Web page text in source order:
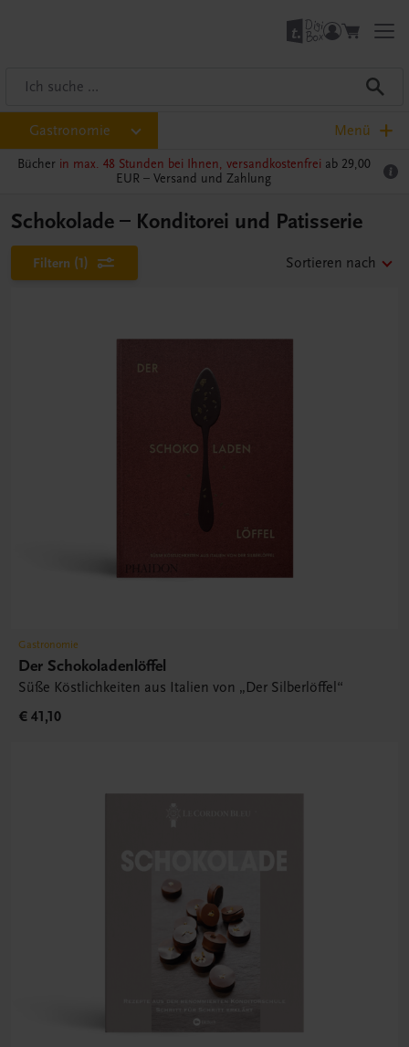
Gastronomie Menü
Bücher in max. 48 Stunden bei Ihnen, versandkostenfrei ab 29,00
EUR – Versand und Zahlung
Schokolade – Konditorei und Patisserie
Filtern (1) Sortieren nach
Gastronomie
Der Schokoladenlöffel
Süße Köstlichkeiten aus Italien von „Der Silberlöffel“
€ 41,10